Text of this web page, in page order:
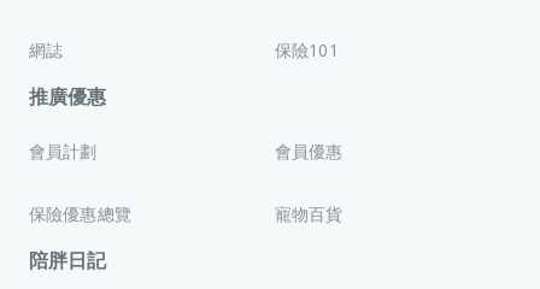
網誌 保險101
推廣優惠
會員計劃 會員優惠
保險優惠總覽 寵物百貨
陪胖日記